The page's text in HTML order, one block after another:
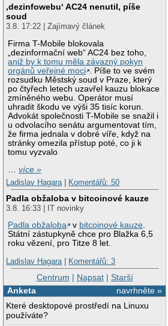
‚dezinfowebu‘ AC24 nenutil, píše
soud
3.8. 17:22 | Zajímavý článek
Firma T-Mobile blokovala
„dezinformační web“ AC24 bez toho,
aniž by k tomu měla závazný pokyn
orgánů veřejné moci
. Píše to ve svém
rozsudku Městský soud v Praze, který
po čtyřech letech uzavřel kauzu blokace
zmíněného webu. Operátor musí
uhradit škodu ve výši 35 tisíc korun.
Advokát společnosti T-Mobile se snažil i
u odvolacího senátu argumentovat tím,
že firma jednala v dobré víře, když na
stránky omezila přístup poté, co ji k
tomu vyzvalo
…více »
Ladislav Hagara| Komentářů: 50
Padla obžaloba v bitcoinové kauze
3.8. 16:33 | IT novinky
Padla obžaloba
v bitcoinové kauze.
Státní zástupkyně chce pro Blažka 6,5
roku vězení, pro Titze 8 let.
Ladislav Hagara| Komentářů: 3
Centrum | Napsat| Starší
navrhněte »
Anketa
Které desktopové prostředí na Linuxu
používáte?